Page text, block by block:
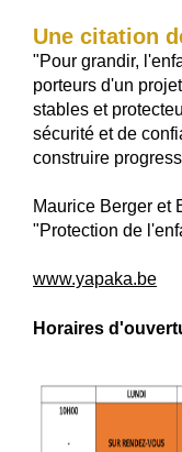
Une citation
"Pour grandir,
porteurs d'un
stables et
sécurité et de
construire
Maurice Berger et
"Protection de
www.yapaka.be
Horaires